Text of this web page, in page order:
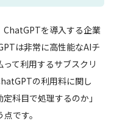
ChatGPTを導入する企業
は非常に高性能なAIチ
て利用するサブスクリ
の利用料に関し
科目で処理するのか」
です。